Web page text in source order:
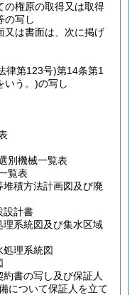
の権原の取得又は取得
の写し
又は書面は、次に掲げ
律第123号)第14条第1
いう。)の写し
別機械一覧表
覧表
積方法計画図及び廃
設計書
系統図及び集水区域
理系統図
書の写し及び保証人
について保証人を立て